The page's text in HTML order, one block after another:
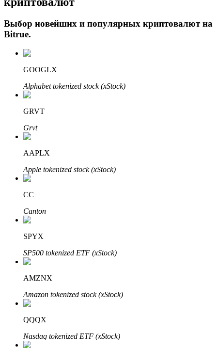
Авто Инвест
Получите долгосрочную прибыль и гибкие проценты
Изучите стейкинг
Выбор новейших и популярных криптовалют на
Bitrue.
GOOGLX
Alphabet tokenized stock (xStock)
GRVT
Grvt
AAPLX
Apple tokenized stock (xStock)
CC
Canton
SPYX
SP500 tokenized ETF (xStock)
AMZNX
Amazon tokenized stock (xStock)
QQQX
Nasdaq tokenized ETF (xStock)